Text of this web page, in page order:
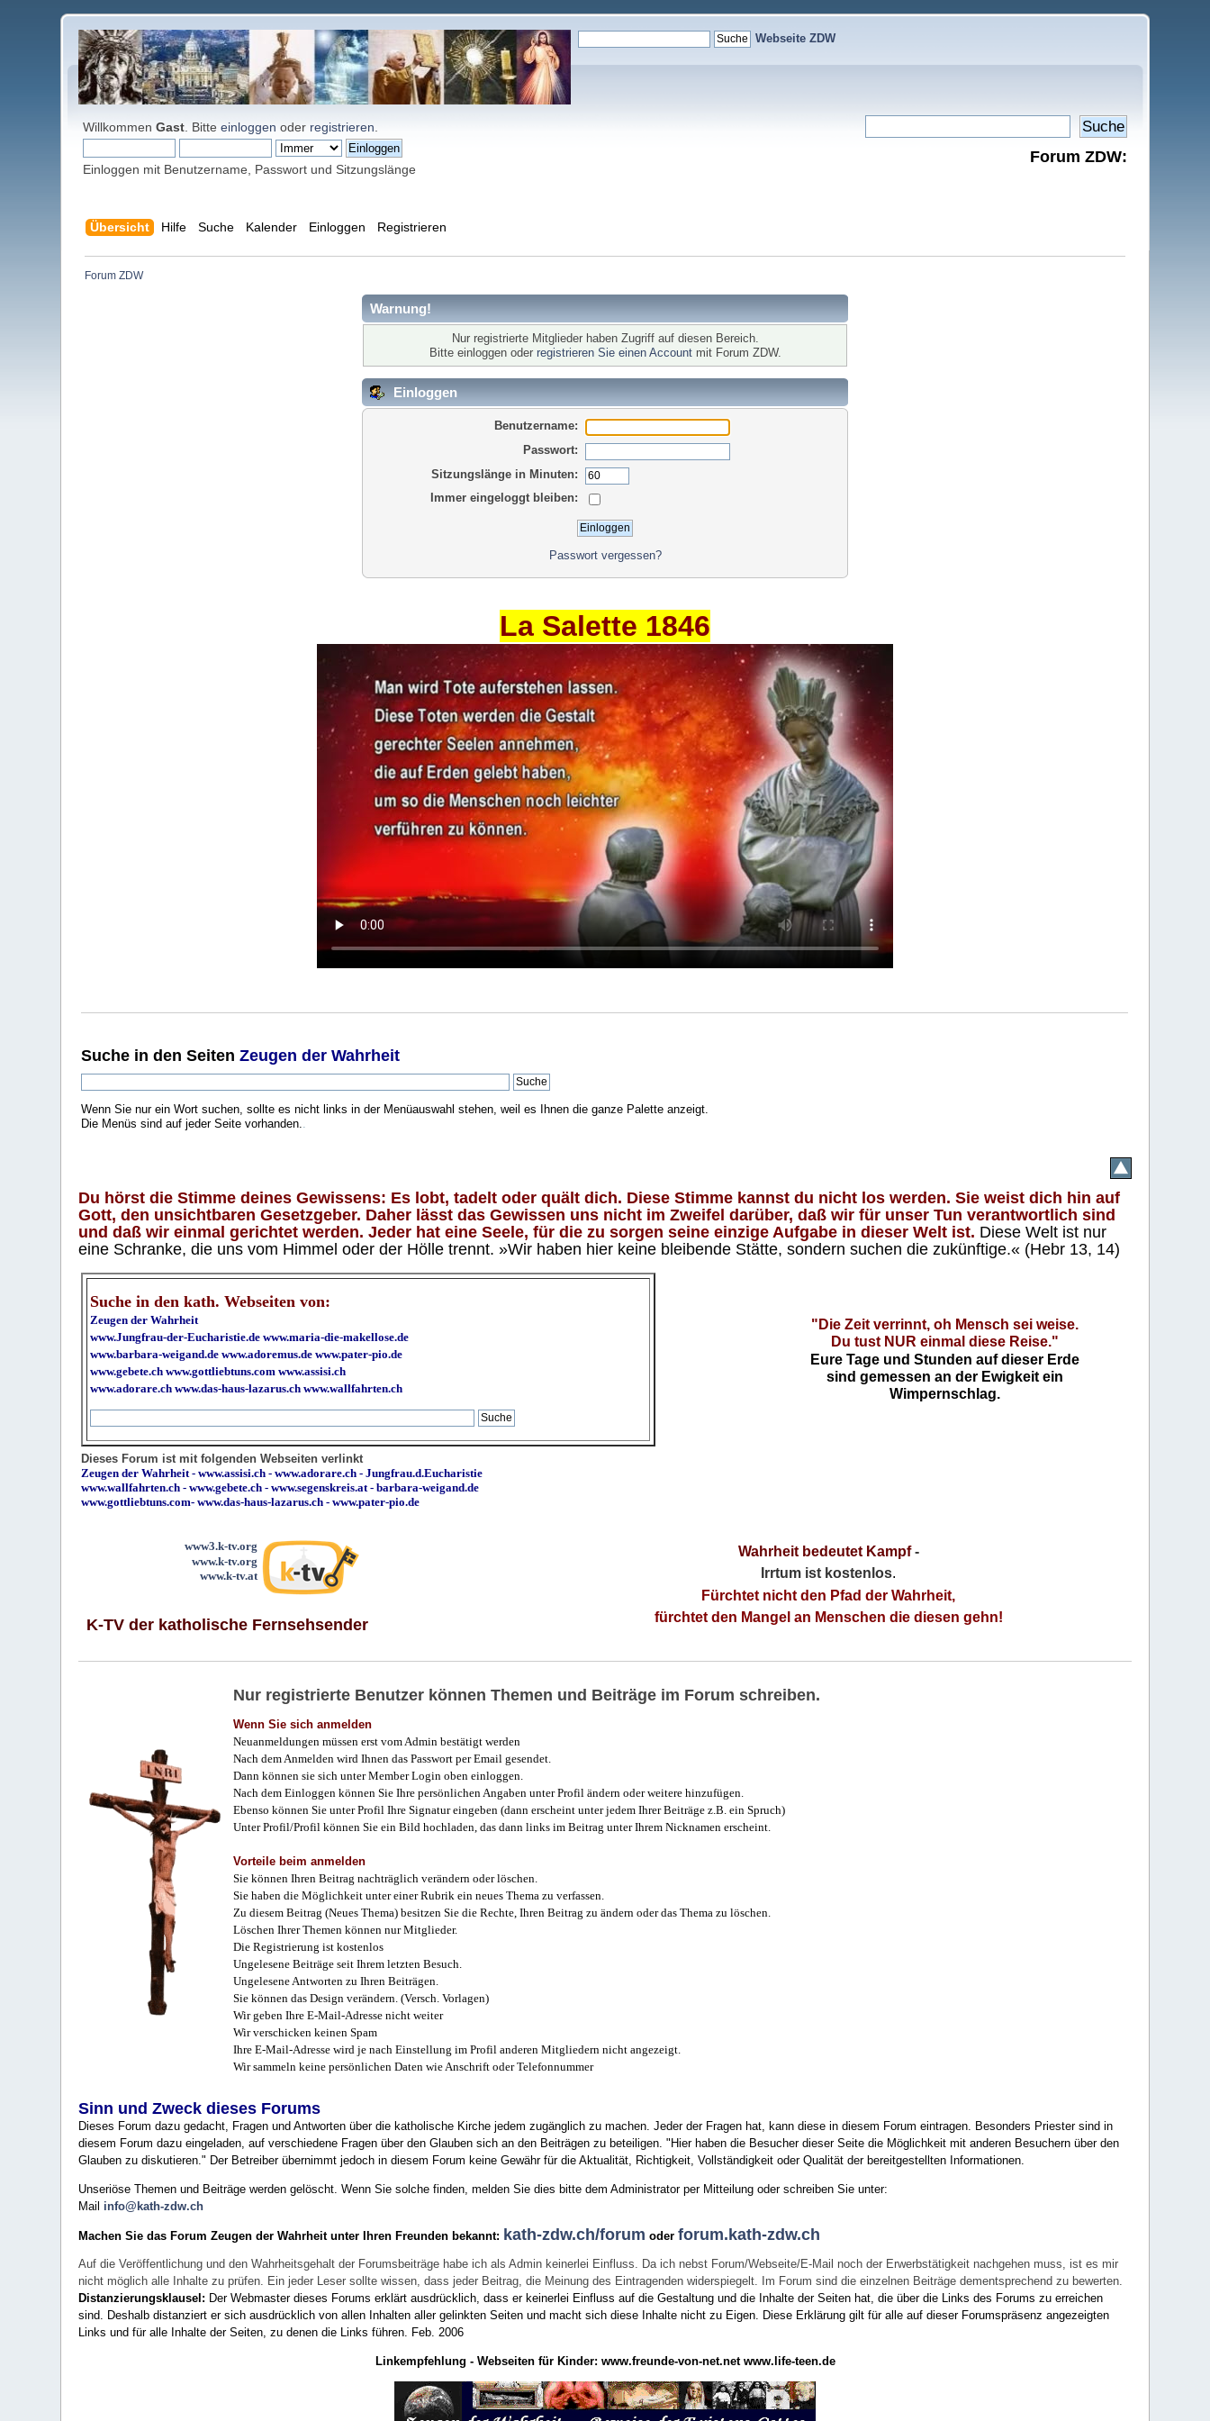
Webseite ZDW
WillkommenGast . Bitteeinloggen oder registrieren
Einloggen mit Benutzername, Passwort und Sitzungslänge
Forum ZDW:
Übersicht Hilfe Suche Kalender Einloggen Registrieren
Forum ZDW
Warnung!
Nur registrierte Mitglieder haben Zugriff auf diesen Bereich.
Bitte einloggen oder registrieren Sie einen Accountmit Forum ZDW.
Einloggen
Benutzername:
Passwort:
Sitzungslänge in Minuten:
Immer eingeloggt bleiben:
Passwort vergessen?
La Salette 1846
Suche in den SeitenZeugen der Wahrheit
Wenn Sie nur ein Wort suchen, sollte es nicht links in der Menüauswahl stehen, weil es Ihnen die ganze Palette anzeigt.
Die Menüs sind auf jeder Seite vorhanden..
Du hörst die Stimme deines Gewissens: Es lobt, tadelt oder quält dich. Diese Stimme kannst du nicht los werden. Sie weist dich hin auf
Gott, den unsichtbaren Gesetzgeber. Daher lässt das Gewissen uns nicht im Zweifel darüber, daß wir für unser Tun verantwortlich sind
und daß wir einmal gerichtet werden. Jeder hat eine Seele, für die zu sorgen seine einzige Aufgabe in dieser Welt ist. Diese Welt ist nur
eine Schranke, die uns vom Himmel oder der Hölle trennt. »Wir haben hier keine bleibende Stätte, sondern suchen die zukünftige.« (Hebr 13, 14)
Suche in den kath. Webseiten von:
Zeugen der Wahrheit
www.Jungfrau-der-Eucharistie.de www.maria-die-makellose.de
www.barbara-weigand.de www.adoremus.de www.pater-pio.de
www.gebete.ch www.gottliebtuns.com www.assisi.ch
www.adorare.ch www.das-haus-lazarus.ch www.wallfahrten.ch
"Die Zeit verrinnt, oh Mensch sei weise.
Du tust NUR einmal diese Reise."
Eure Tage und Stunden auf dieser Erde
sind gemessen an der Ewigkeit ein
Wimpernschlag.
Dieses Forum ist mit folgenden Webseiten verlinkt
Zeugen der Wahrheit-www.assisi.ch -www.adorare.ch -Jungfrau.d.Eucharistie
www.wallfahrten.ch -www.gebete.ch -www.segenskreis.at-barbara-weigand.de
www.gottliebtuns.com-www.das-haus-lazarus.ch - www.pater-pio.de
www3.k-tv.org
www.k-tv.org
www.k-tv.at
K-TV der katholische Fernsehsender
Wahrheit bedeutet Kampf-
Irrtum ist kostenlos.
Fürchtet nicht den Pfad der Wahrheit,
fürchtet den Mangel an Menschen die diesen gehn!
Nur registrierte Benutzer können Themen und Beiträge im Forum schreiben.
Wenn Sie sich anmelden
Neuanmeldungen müssen erst vom Admin bestätigt werden
Nach dem Anmelden wird Ihnen das Passwort per Email gesendet.
Dann können sie sich unter Member Login oben einloggen.
Nach dem Einloggen können Sie Ihre persönlichen Angaben unter Profil ändern oder weitere hinzufügen.
Ebenso können Sie unter Profil Ihre Signatur eingeben (dann erscheint unter jedem Ihrer Beiträge z.B. ein Spruch)
Unter Profil/Profil können Sie ein Bild hochladen, das dann links im Beitrag unter Ihrem Nicknamen erscheint.
Vorteile beim anmelden
Sie können Ihren Beitrag nachträglich verändern oder löschen.
Sie haben die Möglichkeit unter einer Rubrik ein neues Thema zu verfassen.
Zu diesem Beitrag (Neues Thema) besitzen Sie die Rechte, Ihren Beitrag zu ändern oder das Thema zu löschen.
Löschen Ihrer Themen können nur Mitglieder.
Die Registrierung ist kostenlos
Ungelesene Beiträge seit Ihrem letzten Besuch.
Ungelesene Antworten zu Ihren Beiträgen.
Sie können das Design verändern. (Versch. Vorlagen)
Wir geben Ihre E-Mail-Adresse nicht weiter
Wir verschicken keinen Spam
Ihre E-Mail-Adresse wird je nach Einstellung im Profil anderen Mitgliedern nicht angezeigt.
Wir sammeln keine persönlichen Daten wie Anschrift oder Telefonnummer
Sinn und Zweck dieses Forums
Dieses Forum dazu gedacht, Fragen und Antworten über die katholische Kirche jedem zugänglich zu machen. Jeder der Fragen hat, kann diese in diesem Forum eintragen. Besonders Priester sind in
diesem Forum dazu eingeladen, auf verschiedene Fragen über den Glauben sich an den Beiträgen zu beteiligen. "Hier haben die Besucher dieser Seite die Möglichkeit mit anderen Besuchern über den
Glauben zu diskutieren." Der Betreiber übernimmt jedoch in diesem Forum keine Gewähr für die Aktualität, Richtigkeit, Vollständigkeit oder Qualität der bereitgestellten Informationen.
Unseriöse Themen und Beiträge werden gelöscht. Wenn Sie solche finden, melden Sie dies bitte dem Administrator per Mitteilung oder schreiben Sie unter:
Mail info@kath-zdw.ch
Machen Sie das Forum Zeugen der Wahrheit unter Ihren Freunden bekannt: kath-zdw.ch/forum oderforum.kath-zdw.ch
Auf die Veröffentlichung und den Wahrheitsgehalt der Forumsbeiträge habe ich als Admin keinerlei Einfluss. Da ich nebst Forum/Webseite/E-Mail noch der Erwerbstätigkeit nachgehen muss, ist es mir
nicht möglich alle Inhalte zu prüfen. Ein jeder Leser sollte wissen, dass jeder Beitrag, die Meinung des Eintragenden widerspiegelt. Im Forum sind die einzelnen Beiträge dementsprechend zu bewerten.
Distanzierungsklausel: Der Webmaster dieses Forums erklärt ausdrücklich, dass er keinerlei Einfluss auf die Gestaltung und die Inhalte der Seiten hat, die über die Links des Forums zu erreichen
sind. Deshalb distanziert er sich ausdrücklich von allen Inhalten aller gelinkten Seiten und macht sich diese Inhalte nicht zu Eigen. Diese Erklärung gilt für alle auf dieser Forumspräsenz angezeigten
Links und für alle Inhalte der Seiten, zu denen die Links führen. Feb. 2006
Linkempfehlung - Webseiten für Kinder: www.freunde-von-net.net www.life-teen.de